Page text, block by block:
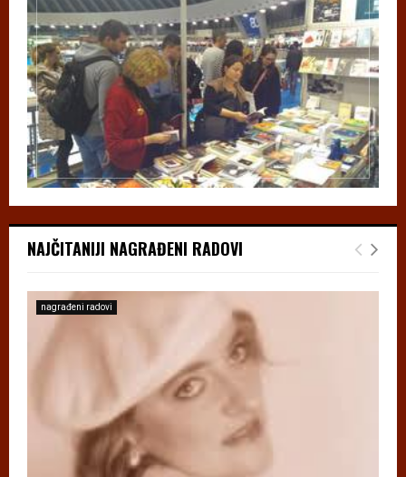
NAJČITANIJI NAGRAĐENI RADOVI
nagrađeni radovi